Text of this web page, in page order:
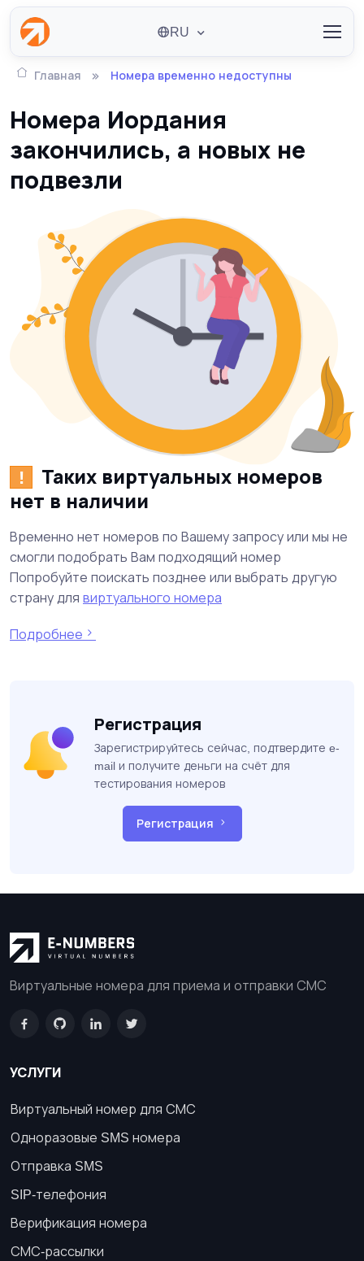
RU
Главная Номера временно недоступны
Номера Иордания
закончились, а новых не
подвезли
!
Таких виртуальных номеров
нет в наличии
Временно нет номеров по Вашему запросу или мы не
смогли подобрать Вам подходящий номер
Попробуйте поискать позднее или выбрать другую
страну для виртуального номера
Подробнее
Регистрация
Зарегистрируйтесь сейчас, подтвердите e-
mail и получите деньги на счёт для
тестирования номеров
Регистрация
Виртуальные номера для приема и отправки СМС
УСЛУГИ
Виртуальный номер для СМС
Одноразовые SMS номера
Отправка SMS
SIP-телефония
Верификация номера
СМС-рассылки